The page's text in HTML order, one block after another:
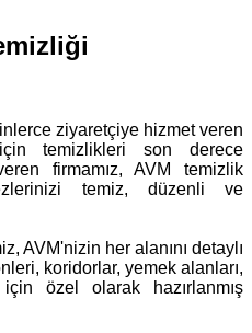
ziyaretçiye hizmet veren
temizlikleri son derece
firmamız, AVM temizlik
temiz, düzenli ve
AVM'nizin her alanını detaylı
koridorlar, yemek alanları,
özel olarak hazırlanmış